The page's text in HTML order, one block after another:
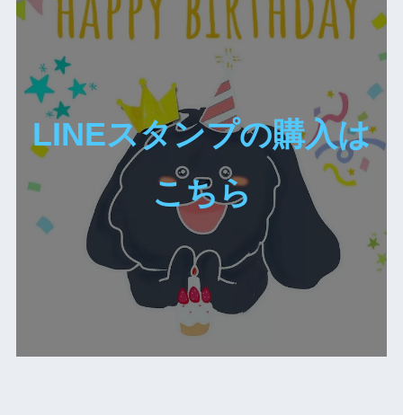
LINEスタンプの購入は
こちら